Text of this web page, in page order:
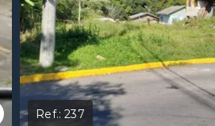
Ref.:237